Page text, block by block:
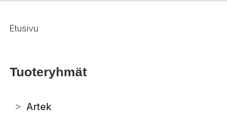
Etusivu
Tuoteryhmät
> Artek